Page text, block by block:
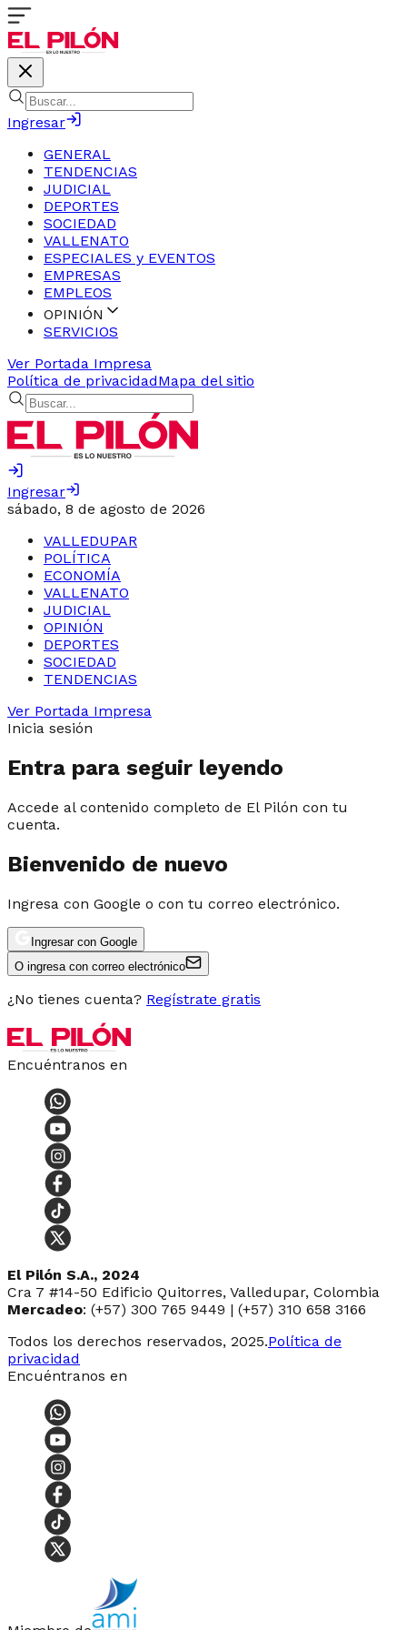
Ingresar
GENERAL
TENDENCIAS
JUDICIAL
DEPORTES
SOCIEDAD
VALLENATO
ESPECIALES y EVENTOS
EMPRESAS
EMPLEOS
OPINIÓN
SERVICIOS
Ver Portada Impresa
Política de privacidadMapa del sitio
Ingresar
sábado, 8 de agosto de 2026
VALLEDUPAR
POLÍTICA
ECONOMÍA
VALLENATO
JUDICIAL
OPINIÓN
DEPORTES
SOCIEDAD
TENDENCIAS
Ver Portada Impresa
Inicia sesión
Entra para seguir leyendo
Accede al contenido completo de El Pilón con tu
cuenta.
Bienvenido de nuevo
Ingresa con Google o con tu correo electrónico.
Ingresar con Google
O ingresa con correo electrónico
¿No tienes cuenta? Regístrate gratis
Encuéntranos en
El Pilón S.A., 2024
Cra 7 #14-50 Edificio Quitorres, Valledupar, Colombia
Mercadeo: (+57) 300 765 9449 | (+57) 310 658 3166
Todos los derechos reservados, 2025.Política de
privacidad
Encuéntranos en